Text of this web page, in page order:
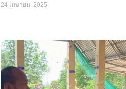
24 เมษายน, 2025